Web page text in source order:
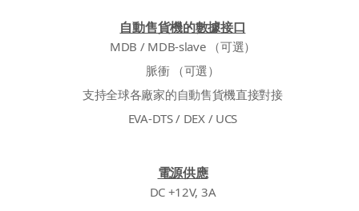
自動售貨機的數據接口
MDB / MDB-slave （可選）
脈衝 （可選）
支持全球各廠家的自動售貨機直接對接
EVA-DTS / DEX / UCS
電源供應
DC +12V, 3A